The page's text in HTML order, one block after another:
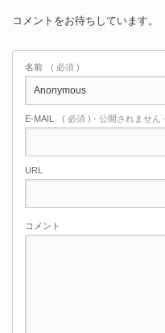
コメントをお待ちしています。
名前 ( 必須 )
E-MAIL ( 必須 ) - 公開されません -
URL
コメント